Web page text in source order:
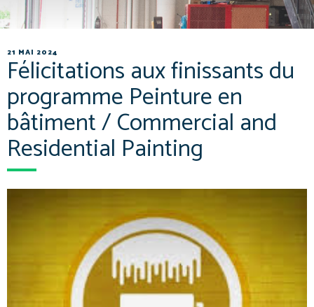
21 MAI 2024
Félicitations aux finissants du
programme Peinture en
bâtiment / Commercial and
Residential Painting